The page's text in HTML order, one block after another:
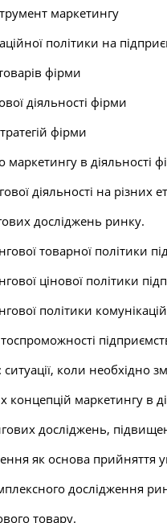
маркетингу
політики на
фірми
діяльності фірми
фірми
в діяльності
діяльності на різних
досліджень ринку.
товарної політики
цінової політики
політики
ситуації, коли необхідно
маркетингу в
досліджень,
як основа прийняття
дослідження
товару.